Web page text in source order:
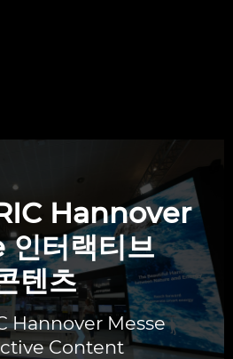
Hannover
인터랙티브
텐츠
Hannover Messe
Content